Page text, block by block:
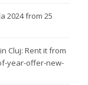
2024 from 25
Cluj: Rent it from
year-offer-new-